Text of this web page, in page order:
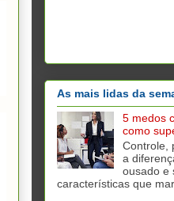
As mais lidas da
5 medos
como
Controle,
a
ousado e
características que